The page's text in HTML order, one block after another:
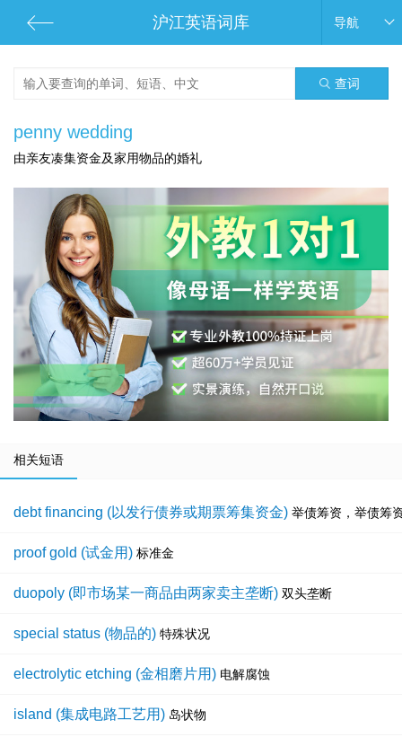
沪江英语词库 导航
查词
penny wedding
由亲友凑集资金及家用物品的婚礼
相关短语
debt financing (以发行债券或期票筹集资金) 举债筹资，举债筹
proof gold (试金用) 标准金
duopoly (即市场某一商品由两家卖主垄断) 双头垄断
special status (物品的) 特殊状况
electrolytic etching (金相磨片用) 电解腐蚀
island (集成电路工艺用) 岛状物